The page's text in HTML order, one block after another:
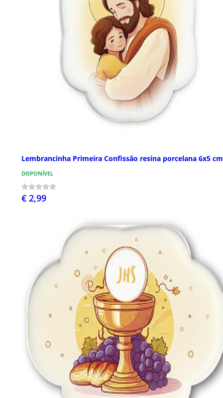
Lembrancinha Primeira Confissão resina porcelana 6x5 cm
DISPONÍVEL
€ 2,99